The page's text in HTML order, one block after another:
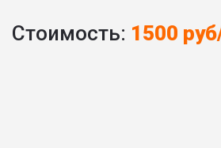
Стоимость: 1500